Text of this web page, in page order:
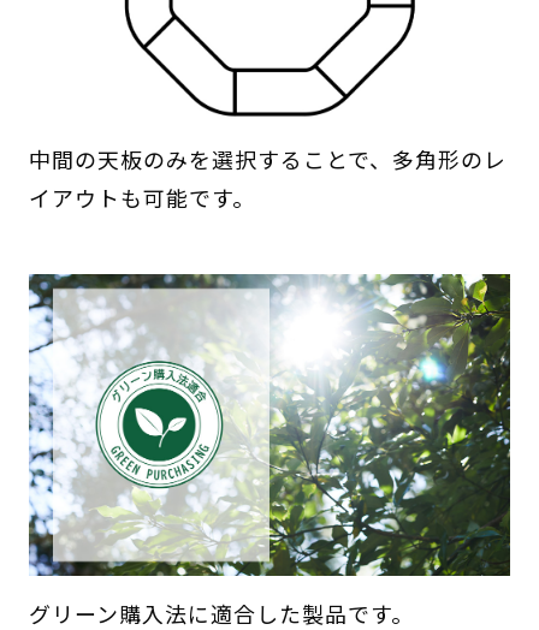
中間の天板のみを選択することで、多角形のレ
イアウトも可能です。
グリーン購入法に適合した製品です。